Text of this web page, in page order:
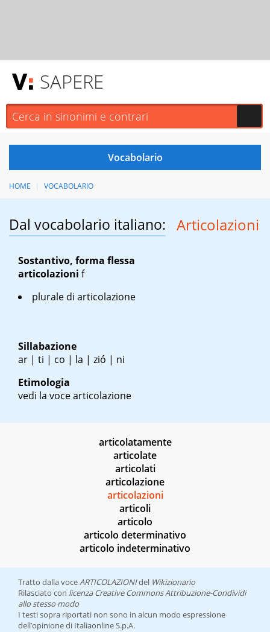
SAPERE
HOME VOCABOLARIO
Dal vocabolario italiano: Articolazioni
Sostantivo, forma flessa
articolazioni f
plurale di articolazione
Sillabazione
ar | ti | co | la | zió | ni
Etimologia
vedi la voce articolazione
articolatamente
articolate
articolati
articolazione
articolazioni
articoli
articolo
articolo determinativo
articolo indeterminativo
Tratto dalla voceARTICOLAZIONIdel Wikizionario
Rilasciato con licenza Creative Commons Attribuzione-Condividi
allo stesso modo
I testi sopra riportati non sono in alcun modo espressione
dell’opinione di Italiaonline S.p.A.